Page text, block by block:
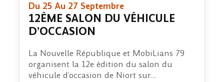
Du 25 Au 27 Septembre
12ÈME SALON DU VÉHICULE
D’OCCASION
La Nouvelle République et MobiLians 79
organisent la 12e édition du salon du
véhicule d’occasion de Niort sur…